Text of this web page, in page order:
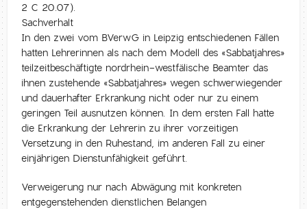
2 C 20.07).
Sachverhalt
In den zwei vom BVerwG in Leipzig entschiedenen Fällen
hatten Lehrerinnen als nach dem Modell des «Sabbatjahres»
teilzeitbeschäftigte nordrhein-westfälische Beamter das
ihnen zustehende «Sabbatjahres» wegen schwerwiegender
und dauerhafter Erkrankung nicht oder nur zu einem
geringen Teil ausnutzen können. In dem ersten Fall hatte
die Erkrankung der Lehrerin zu ihrer vorzeitigen
Versetzung in den Ruhestand, im anderen Fall zu einer
einjährigen Dienstunfähigkeit geführt.
Verweigerung nur nach Abwägung mit konkreten
entgegenstehenden dienstlichen Belangen